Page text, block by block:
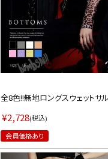
全8色!!無地ロングスウェットサ
(フリーサイズ)(ホワイト/ピンク/
エロー/ライトグレー/ブラック/パ
ヤルブルー)
¥2,728 税込
会員価格あり